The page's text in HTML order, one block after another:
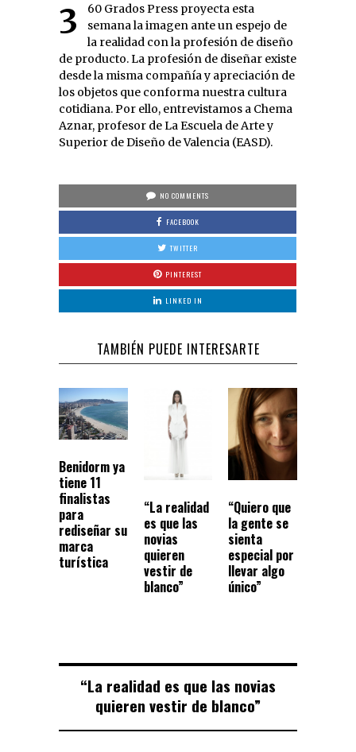
360 Grados Press proyecta esta
semana la imagen ante un espejo de
la realidad con la profesión de diseño
de producto. La profesión de diseñar existe
desde la misma compañía y apreciación de
los objetos que conforma nuestra cultura
cotidiana. Por ello, entrevistamos a Chema
Aznar, profesor de La Escuela de Arte y
Superior de Diseño de Valencia (EASD).
NO COMMENTS
FACEBOOK
TWITTER
PINTEREST
LINKED IN
TAMBIÉN PUEDE INTERESARTE
Benidorm ya
tiene 11
finalistas
para
rediseñar su
marca
turística
“La realidad
es que las
novias
quieren
vestir de
blanco”
“Quiero que
la gente se
sienta
especial por
llevar algo
único”
“La realidad es que las novias
quieren vestir de blanco”